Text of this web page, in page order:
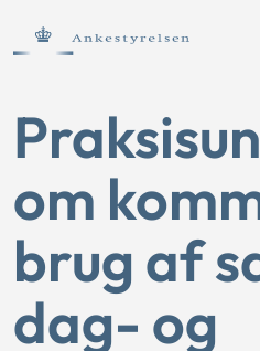
om
brug af
dag- og